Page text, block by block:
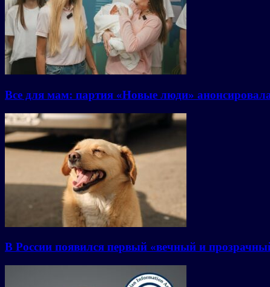
Все для мам: партия «Новые люди»
В России появился первый «вечный и